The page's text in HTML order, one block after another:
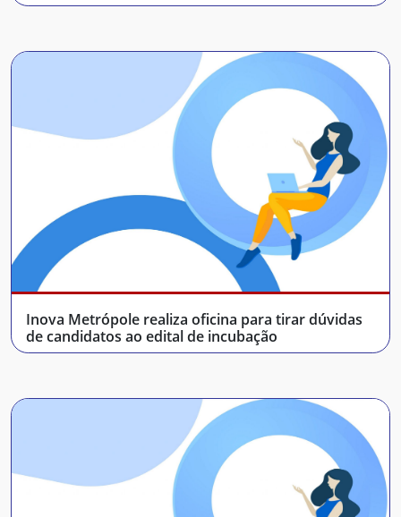
Inova Metrópole realiza oficina para tirar dúvidas
de candidatos ao edital de incubação